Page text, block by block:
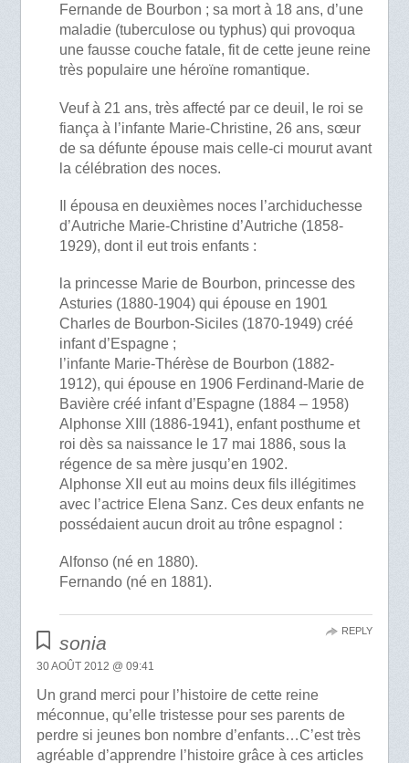
Fernande de Bourbon ; sa mort à 18 ans, d’une
maladie (tuberculose ou typhus) qui provoqua
une fausse couche fatale, fit de cette jeune reine
très populaire une héroïne romantique.
Veuf à 21 ans, très affecté par ce deuil, le roi se
fiança à l’infante Marie-Christine, 26 ans, sœur
de sa défunte épouse mais celle-ci mourut avant
la célébration des noces.
Il épousa en deuxièmes noces l’archiduchesse
d’Autriche Marie-Christine d’Autriche (1858-
1929), dont il eut trois enfants :
la princesse Marie de Bourbon, princesse des
Asturies (1880-1904) qui épouse en 1901
Charles de Bourbon-Siciles (1870-1949) créé
infant d’Espagne ;
l’infante Marie-Thérèse de Bourbon (1882-
1912), qui épouse en 1906 Ferdinand-Marie de
Bavière créé infant d’Espagne (1884 – 1958)
Alphonse XIII (1886-1941), enfant posthume et
roi dès sa naissance le 17 mai 1886, sous la
régence de sa mère jusqu’en 1902.
Alphonse XII eut au moins deux fils illégitimes
avec l’actrice Elena Sanz. Ces deux enfants ne
possédaient aucun droit au trône espagnol :
Alfonso (né en 1880).
Fernando (né en 1881).
sonia
30 AOÛT 2012 @ 09:41
Un grand merci pour l’histoire de cette reine
méconnue, qu’elle tristesse pour ses parents de
perdre si jeunes bon nombre d’enfants…C’est très
agréable d’apprendre l’histoire grâce à ces articles
REPLY